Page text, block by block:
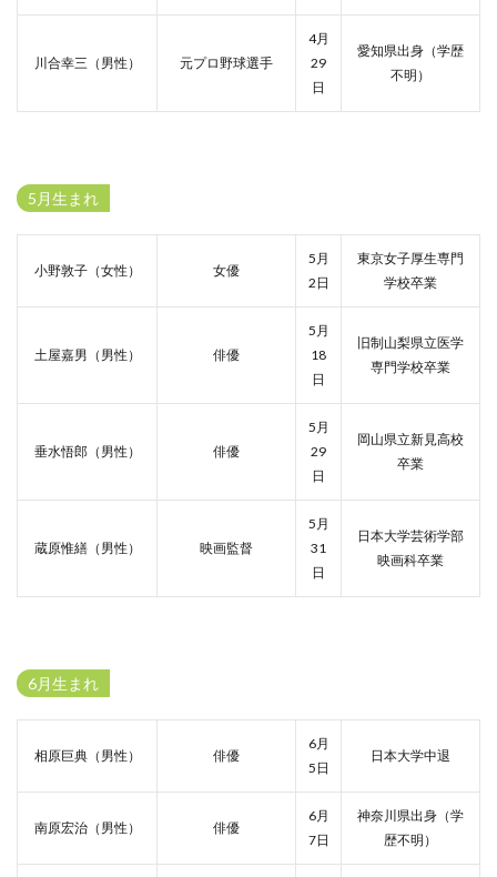
川合幸三（男性） 元プロ野球選手
4月
29
日
愛知県出身（学歴
不明）
5月生まれ
小野敦子（女性） 女優
5月
2日
東京女子厚生専門
学校卒業
土屋嘉男（男性） 俳優
5月
18
日
旧制山梨県立医学
専門学校卒業
垂水悟郎（男性） 俳優
5月
29
日
岡山県立新見高校
卒業
蔵原惟繕（男性） 映画監督
5月
31
日
日本大学芸術学部
映画科卒業
6月生まれ
相原巨典（男性） 俳優
6月
5日
日本大学中退
南原宏治（男性） 俳優
6月
7日
神奈川県出身（学
歴不明）